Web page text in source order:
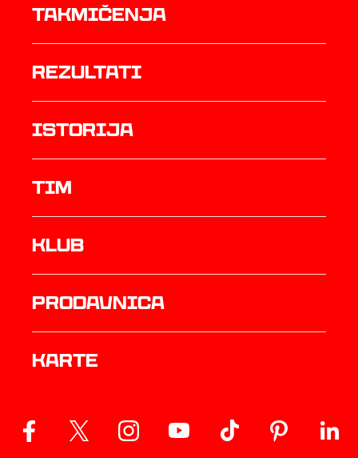
Takmičenja
rezultati
istorija
TIM
Klub
prodavnica
Karte